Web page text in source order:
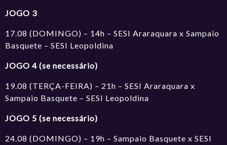
JOGO 3
17.08 (DOMINGO) – 14h – SESI Araraquara x Sampaio
Basquete – SESI Leopoldina
JOGO 4 (se necessário)
19.08 (TERÇA-FEIRA) – 21h – SESI Araraquara x
Sampaio Basquete – SESI Leopoldina
JOGO 5 (se necessário)
24.08 (DOMINGO) – 19h – Sampaio Basquete x SESI